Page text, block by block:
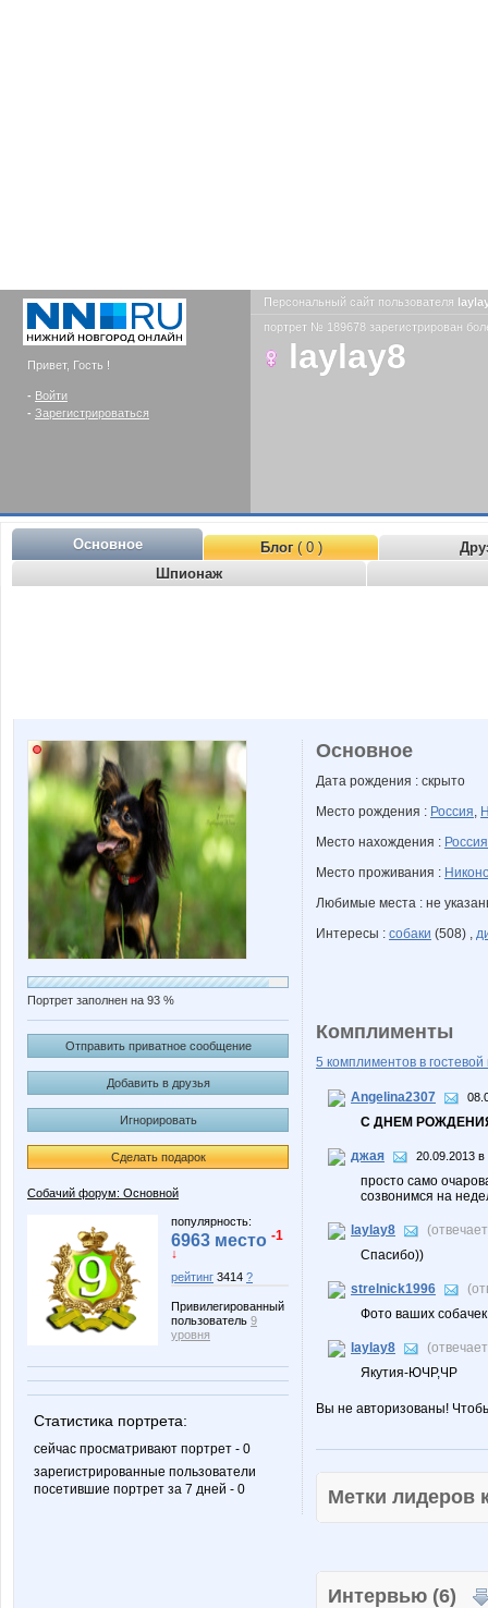
Привет, Гость !
- Войти
- Зарегистрироваться
Персональный сайт пользователя
портрет № 189678 зарегистрирован
laylay8
Основное Блог( 0 )
Шпионаж
Портрет заполнен на 93 %
Отправить приватное сообщение
Добавить в друзья
Игнорировать
Сделать подарок
Собачий форум: Основной
популярность:
6963 место -1
↓
рейтинг 3414 ?
Привилегированный
пользователь 9
уровня
Статистика портрета:
сейчас просматривают портрет - 0
зарегистрированные пользователи
посетившие портрет за 7 дней - 0
Основное
Дата рождения : скрыто
Место рождения : Россия,
Место нахождения : Россия
Место проживания :
Любимые места : не
Интересы : собаки (508) ,
Комплименты
5 комплиментов в гостевой
Angelina2307
С ДНЕМ
джая 20.09.2013 в
просто само
созвонимся на
laylay8
Спасибо))
strelnick1996
Фото ваших
laylay8
Якутия-ЮЧР,ЧР
Вы не авторизованы!
Метки
Интервью (6)